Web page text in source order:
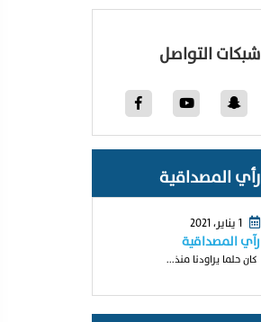
شبكات التواصل
رأي المصداقية
رآي المصداقية
كان حلما يراودنا منذ...